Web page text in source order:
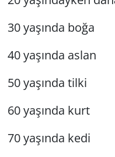
30 yaşında boğa
40 yaşında aslan
50 yaşında tilki
60 yaşında kurt
70 yaşında kedi